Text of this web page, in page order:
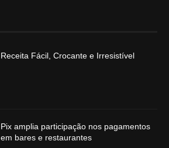
Receita Fácil, Crocante e Irresistível
Pix amplia participação nos pagamentos
em bares e restaurantes